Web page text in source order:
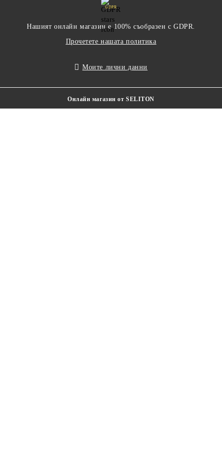
GDPR
Нашият онлайн магазин е 100% съобразен с GDPR.
Прочетете нашата политика
Моите лични данни
Онлайн магазин от SELITON